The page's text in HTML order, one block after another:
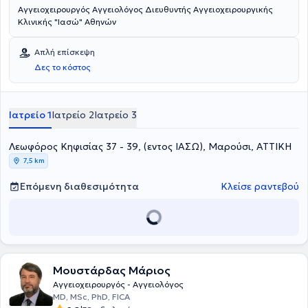
Αγγειοχειρουργός Αγγειολόγος Διευθυντής Αγγειοχειρουργικής
Κλινικής "Ιασώ" Αθηνών
Απλή επίσκεψη
Δες το κόστος
Ιατρείο 1Ιατρείο 2Ιατρείο 3
Λεωφόρος Κηφισίας 37 - 39, (εντος ΙΑΣΩ), Μαρούσι, ΑΤΤΙΚΗ
7,5 km
Επόμενη διαθεσιμότητα Κλείσε ραντεβού
Μουστάρδας Μάριος
Αγγειοχειρουργός - Αγγειολόγος
MD, MSc, PhD, FICA